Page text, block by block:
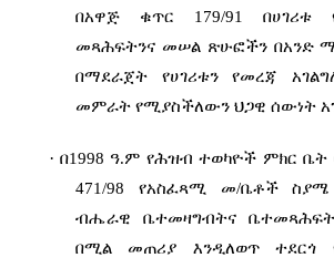
በአዋጅ ቁጥር 179/91 በሀገሪቱ
መጻሕፍትንና መሠል ጽሁፎችን በአንድ
በማደራጀት የሀገሪቱን የመረጃ
መምራት የሚያስችለውን ህጋዊ ሰውነት
· በ1998 ዓ.ም የሕዝብ ተወካዮች ምክር
471/98 የአስፈጻሚ መ/ቤቶች
ብሔራዊ ቤተመዛግብትና
በሚል መጠሪያ እንዲለወጥ ተደርጎ